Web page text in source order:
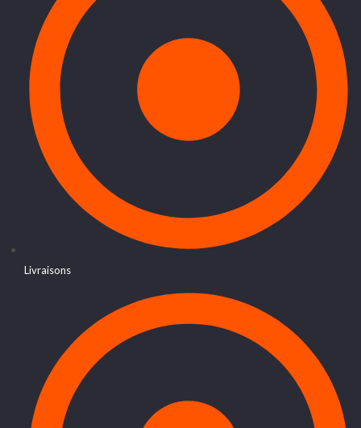
Livraisons